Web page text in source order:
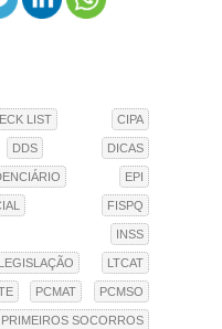
LIST CIPA
DDS DICAS
EPI
FISPQ
INSS
LEGISLAÇÃO LTCAT
PCMAT PCMSO
PRIMEIROS SOCORROS